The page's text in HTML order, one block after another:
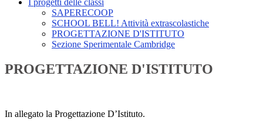
I progetti delle classi
SAPERECOOP
SCHOOL BELL! Attività extrascolastiche
PROGETTAZIONE D'ISTITUTO
Sezione Sperimentale Cambridge
PROGETTAZIONE D'ISTITUTO
In allegato la Progettazione D’Istituto.